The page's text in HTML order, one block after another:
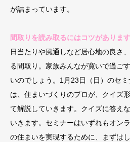
が詰まっています。
間取りを読み取るにはコツがあります
日当たりや風通しなど居心地の良さ
る間取り。家族みんなが寛いで過ご
いのでしょう。1月23日（日）のセ
は、住まいづくりのプロが、クイズ
て解説していきます。クイズに答え
いきます。セミナーはいずれもオン
の住まいを実現するために、まずは